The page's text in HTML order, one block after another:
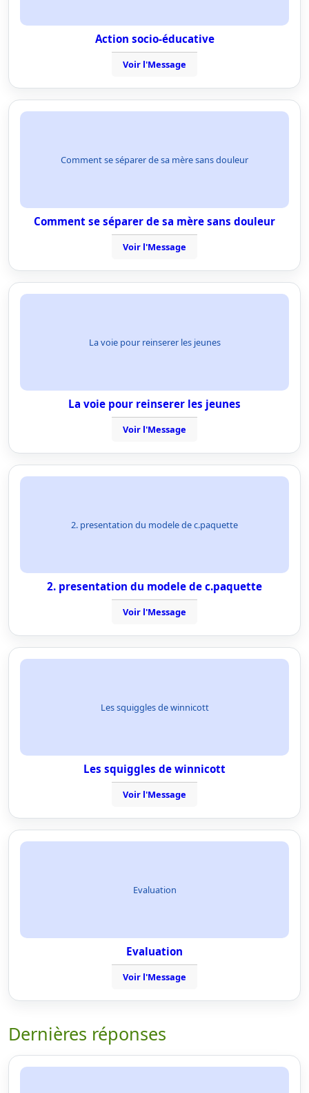
Action socio-éducative
Voir l'Message
Comment se séparer de sa mère sans douleur
Comment se séparer de sa mère sans douleur
Voir l'Message
La voie pour reinserer les jeunes
La voie pour reinserer les jeunes
Voir l'Message
2. presentation du modele de c.paquette
2. presentation du modele de c.paquette
Voir l'Message
Les squiggles de winnicott
Les squiggles de winnicott
Voir l'Message
Evaluation
Evaluation
Voir l'Message
Dernières réponses